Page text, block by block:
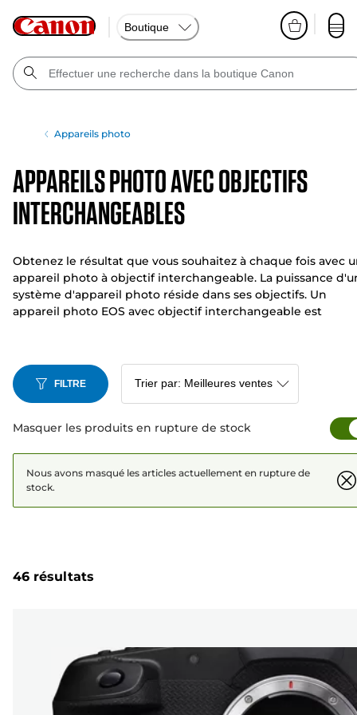
Boutique
Appareils photo
Appareils photo avec objectifs
interchangeables
Obtenez le résultat que vous souhaitez à chaque fois avec
appareil photo à objectif interchangeable. La puissance
système d'appareil photo réside dans ses objectifs. Un
appareil photo EOS avec objectif interchangeable est
FILTRE
Masquer les produits en rupture de stock
Nous avons masqué les articles actuellement en rupture de
stock.
46 résultats